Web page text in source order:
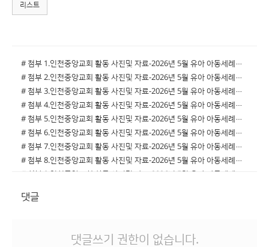
리스트
# 첨부 1.인천중앙교회 활동 사진및 자료-2026년 5월 유아 아동세례식-77532384728.jpg
# 첨부 2.인천중앙교회 활동 사진및 자료-2026년 5월 유아 아동세례식-77528415967.jpg
# 첨부 3.인천중앙교회 활동 사진및 자료-2026년 5월 유아 아동세례식-77528415973.jpg
# 첨부 4.인천중앙교회 활동 사진및 자료-2026년 5월 유아 아동세례식-77528415993.jpg
# 첨부 5.인천중앙교회 활동 사진및 자료-2026년 5월 유아 아동세례식-77528416010.jpg
# 첨부 6.인천중앙교회 활동 사진및 자료-2026년 5월 유아 아동세례식-77528491058.jpg
# 첨부 7.인천중앙교회 활동 사진및 자료-2026년 5월 유아 아동세례식-77528491118.jpg
# 첨부 8.인천중앙교회 활동 사진및 자료-2026년 5월 유아 아동세례식-77528522676.jpg
댓글
댓글쓰기 권한이 없습니다.